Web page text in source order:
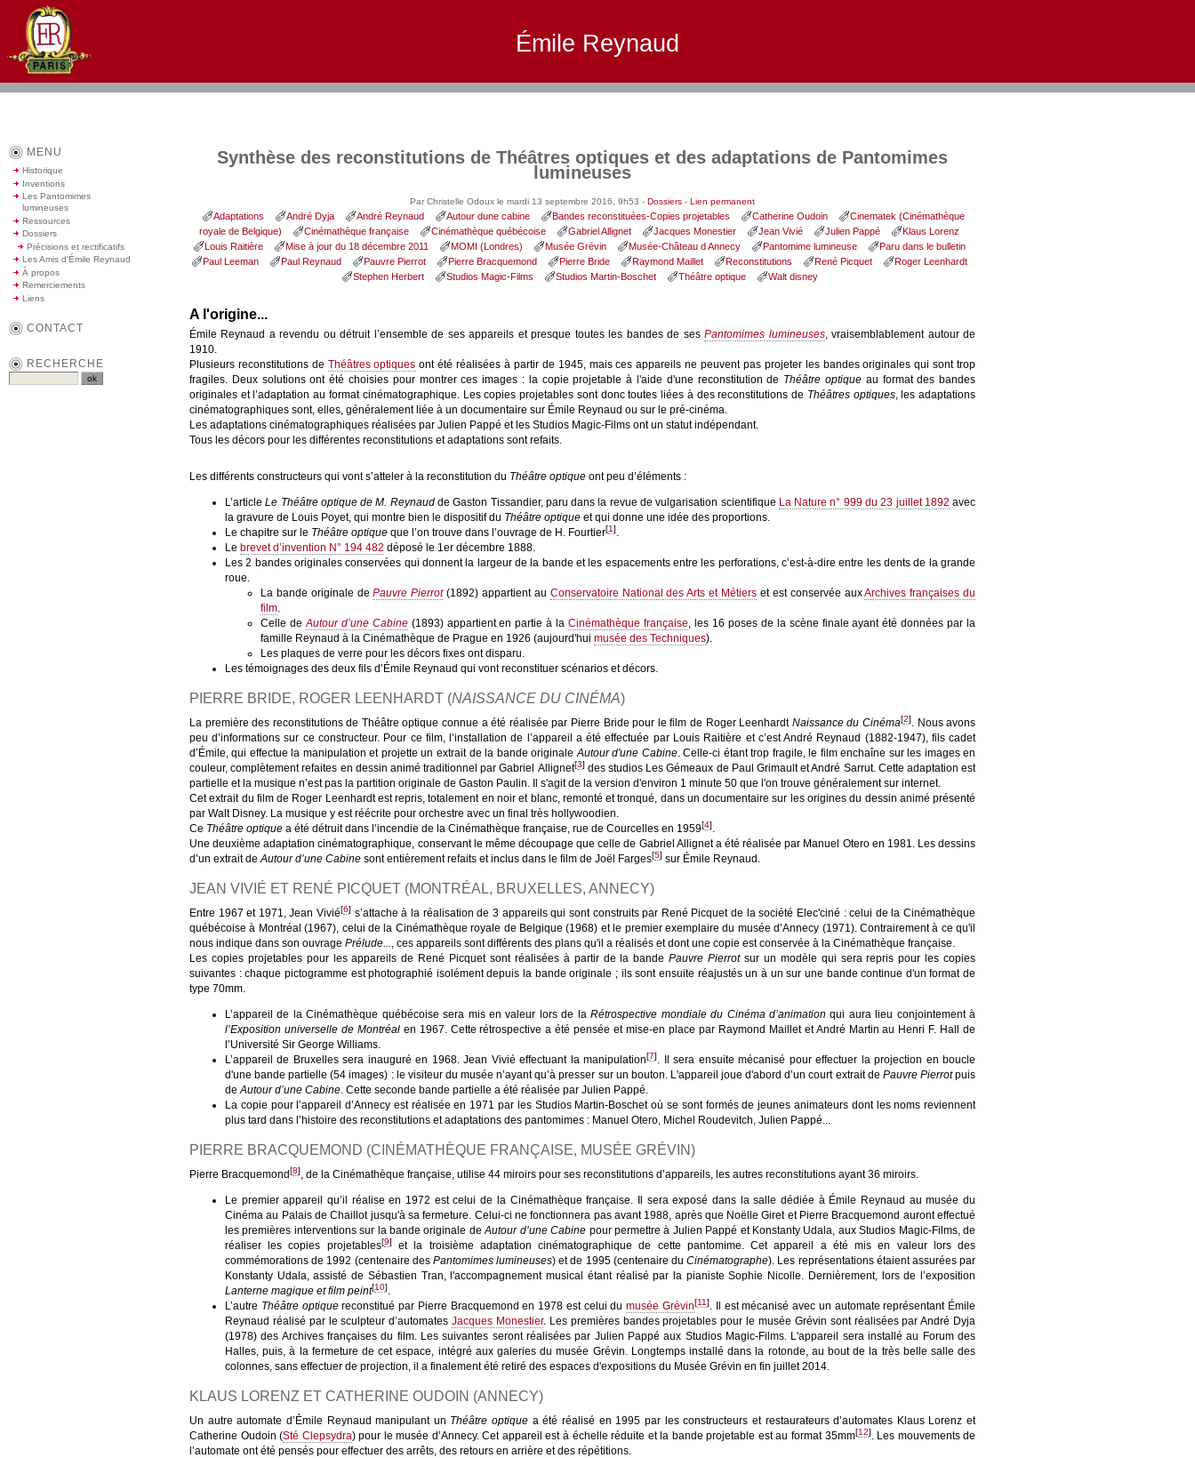
Émile Reynaud
Synthèse des reconstitutions de Théâtres optiques et des adaptations de Pantomimes
lumineuses
Par Christelle Odoux le mardi 13 septembre 2016, 9h53 -Dossiers -Lien permanent
Adaptations André Dyja André Reynaud Autour dune cabine Bandes reconstituées-Copies projetables Catherine Oudoin
Cinematek (Cinémathèque
royale de Belgique)
Cinémathèque française Cinémathèque québécoise Gabriel Allignet Jacques Monestier Jean Vivié Julien Pappé
Klaus Lorenz
Louis Raitière
Mise à jour du 18 décembre 2011 MOMI (Londres) Musée Grévin Musée-Château d Annecy Pantomime lumineuse
Paru dans le bulletin
Paul Leeman
Paul Reynaud Pauvre Pierrot Pierre Bracquemond Pierre Bride Raymond Maillet Reconstitutions René Picquet
Roger Leenhardt
Stephen Herbert
Studios Magic-Films Studios Martin-Boschet Théâtre optique Walt disney
A l'origine...
Émile Reynaud a revendu ou détruit l’ensemble de ses appareils et presque toutes les bandes de sesPantomimes lumineuses, vraisemblablement autour de
1910.
Plusieurs reconstitutions de Théâtres optiques ont été réalisées à partir de 1945, mais ces appareils ne peuvent pas projeter les bandes originales qui sont trop
fragiles. Deux solutions ont été choisies pour montrer ces images : la copie projetable à l'aide d'une reconstitution de Théâtre optiqueau format des bandes
originales et l’adaptation au format cinématographique. Les copies projetables sont donc toutes liées à des reconstitutions de Théâtres optiques, les adaptations
cinématographiques sont, elles, généralement liée à un documentaire sur Émile Reynaud ou sur le pré-cinéma.
Les adaptations cinématographiques réalisées par Julien Pappé et les Studios Magic-Films ont un statut indépendant.
Tous les décors pour les différentes reconstitutions et adaptations sont refaits.
Les différents constructeurs qui vont s’atteler à la reconstitution du Théâtre optiqueont peu d’éléments :
L’articleLe Théâtre optique de M. Reynaudde Gaston Tissandier, paru dans la revue de vulgarisation scientifique La Nature n° 999 du 23 juillet 1892 avec
la gravure de Louis Poyet, qui montre bien le dispositif du Théâtre optiqueet qui donne une idée des proportions.
Le chapitre sur le Théâtre optiqueque l’on trouve dans l’ouvrage de H. Fourtier[1].
Le brevet d’invention N° 194 482 déposé le 1er décembre 1888.
Les 2 bandes originales conservées qui donnent la largeur de la bande et les espacements entre les perforations, c’est-à-dire entre les dents de la grande
roue.
La bande originale dePauvre Pierrot(1892) appartient au Conservatoire National des Arts et Métiers et est conservée auxArchives françaises du
film.
Celle deAutour d’une Cabine(1893) appartient en partie à laCinémathèque française, les 16 poses de la scène finale ayant été données par la
famille Reynaud à la Cinémathèque de Prague en 1926 (aujourd'hui musée des Techniques).
Les plaques de verre pour les décors fixes ont disparu.
Les témoignages des deux fils d’Émile Reynaud qui vont reconstituer scénarios et décors.
PIERRE BRIDE, ROGER LEENHARDT (NAISSANCE DU CINÉMA)
La première des reconstitutions de Théâtre optique connue a été réalisée par Pierre Bride pour le film de Roger Leenhardt Naissance du Cinéma[2]. Nous avons
peu d’informations sur ce constructeur. Pour ce film, l’installation de l’appareil a été effectuée par Louis Raitière et c’est André Reynaud (1882-1947), fils cadet
d’Émile, qui effectue la manipulation et projette un extrait de la bande originaleAutour d'une Cabine. Celle‑ci étant trop fragile, le film enchaîne sur les images en
couleur, complètement refaites en dessin animé traditionnel par Gabriel Allignet[3] des studios Les Gémeaux de Paul Grimault et André Sarrut. Cette adaptation est
partielle et la musique n’est pas la partition originale de Gaston Paulin. Il s'agit de la version d'environ 1 minute 50 que l'on trouve généralement sur internet.
Cet extrait du film de Roger Leenhardt est repris, totalement en noir et blanc, remonté et tronqué, dans un documentaire sur les origines du dessin animé présenté
par Walt Disney. La musique y est réécrite pour orchestre avec un final très hollywoodien.
Ce Théâtre optiquea été détruit dans l’incendie de la Cinémathèque française, rue de Courcelles en 1959[4].
Une deuxième adaptation cinématographique, conservant le même découpage que celle de Gabriel Allignet a été réalisée par Manuel Otero en 1981. Les dessins
d’un extrait deAutour d’une Cabinesont entièrement refaits et inclus dans le film de Joël Farges[5] sur Émile Reynaud.
JEAN VIVIÉ ET RENÉ PICQUET (MONTRÉAL, BRUXELLES, ANNECY)
Entre 1967 et 1971, Jean Vivié[6] s’attache à la réalisation de 3 appareils qui sont construits par René Picquet de la société Elec'ciné : celui de la Cinémathèque
québécoise à Montréal (1967), celui de la Cinémathèque royale de Belgique (1968) et le premier exemplaire du musée d’Annecy (1971). Contrairement à ce qu'il
nous indique dans son ouvrage Prélude..., ces appareils sont différents des plans qu'il a réalisés et dont une copie est conservée à la Cinémathèque française.
Les copies projetables pour les appareils de René Picquet sont réalisées à partir de la bandePauvre Pierrotsur un modèle qui sera repris pour les copies
suivantes : chaque pictogramme est photographié isolément depuis la bande originale ; ils sont ensuite réajustés un à un sur une bande continue d'un format de
type 70mm.
L’appareil de la Cinémathèque québécoise sera mis en valeur lors de laRétrospective mondiale du Cinéma d’animation qui aura lieu conjointement à
l’Exposition universelle de Montréalen 1967. Cette rétrospective a été pensée et mise-en place par Raymond Maillet et André Martin au Henri F. Hall de
l’Université Sir George Williams.
L’appareil de Bruxelles sera inauguré en 1968. Jean Vivié effectuant la manipulation[7]. Il sera ensuite mécanisé pour effectuer la projection en boucle
d'une bande partielle (54 images) : le visiteur du musée n’ayant qu’à presser sur un bouton. L'appareil joue d'abord d’un court extrait de Pauvre Pierrotpuis
deAutour d’une Cabine. Cette seconde bande partielle a été réalisée par Julien Pappé.
La copie pour l’appareil d’Annecy est réalisée en 1971 par les Studios Martin‑Boschet où se sont formés de jeunes animateurs dont les noms reviennent
plus tard dans l’histoire des reconstitutions et adaptations des pantomimes : Manuel Otero, Michel Roudevitch, Julien Pappé...
PIERRE BRACQUEMOND (CINÉMATHÈQUE FRANÇAISE, MUSÉE GRÉVIN)
Pierre Bracquemond[8], de la Cinémathèque française, utilise 44 miroirs pour ses reconstitutions d’appareils, les autres reconstitutions ayant 36 miroirs.
Le premier appareil qu’il réalise en 1972 est celui de la Cinémathèque française. Il sera exposé dans la salle dédiée à Émile Reynaud au musée du
Cinéma au Palais de Chaillot jusqu'à sa fermeture. Celui-ci ne fonctionnera pas avant 1988, après que Noëlle Giret et Pierre Bracquemond auront effectué
les premières interventions sur la bande originale deAutour d’une Cabine pour permettre à Julien Pappé et Konstanty Udala, aux Studios Magic-Films, de
réaliser les copies projetables[9]
et la troisième adaptation cinématographique de cette pantomime. Cet appareil a été mis en valeur lors des
commémorations de 1992 (centenaire des Pantomimes lumineuses) et de 1995 (centenaire duCinématographe). Les représentations étaient assurées par
Konstanty Udala, assisté de Sébastien Tran, l'accompagnement musical étant réalisé par la pianiste Sophie Nicolle. Dernièrement, lors de l’exposition
Lanterne magique et film peint[10].
L’autre Théâtre optiquereconstitué par Pierre Bracquemond en 1978 est celui dumusée Grévin[11]. Il est mécanisé avec un automate représentant Émile
Reynaud réalisé par le sculpteur d’automatesJacques Monestier. Les premières bandes projetables pour le musée Grévin sont réalisées par André Dyja
(1978) des Archives françaises du film. Les suivantes seront réalisées par Julien Pappé aux Studios Magic-Films. L'appareil sera installé au Forum des
Halles, puis, à la fermeture de cet espace, intégré aux galeries du musée Grévin. Longtemps installé dans la rotonde, au bout de la très belle salle des
colonnes, sans effectuer de projection, il a finalement été retiré des espaces d'expositions du Musée Grévin en fin juillet 2014.
KLAUS LORENZ ET CATHERINE OUDOIN (ANNECY)
Un autre automate d’Émile Reynaud manipulant un Théâtre optique a été réalisé en 1995 par les constructeurs et restaurateurs d’automates Klaus Lorenz et
Catherine Oudoin (Sté Clepsydra) pour le musée d’Annecy. Cet appareil est à échelle réduite et la bande projetable est au format 35mm[12]. Les mouvements de
l’automate ont été pensés pour effectuer des arrêts, des retours en arrière et des répétitions.
MENU
Historique
Inventions
Les Pantomimes
lumineuses
Ressources
Dossiers
Précisions et rectificatifs
Les Amis d'Émile Reynaud
À propos
Remerciements
Liens
CONTACT
RECHERCHE